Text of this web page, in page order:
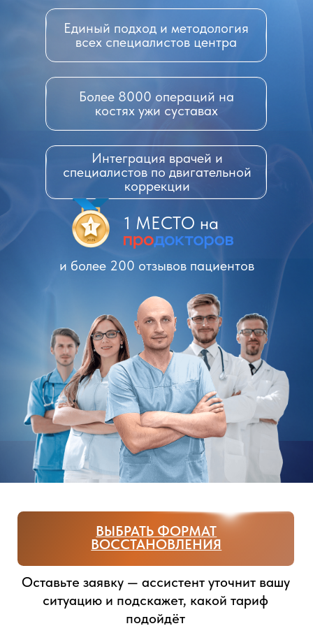
Более 8000 операций на
костях ужи суставах
Единый подход и методология
всех специалистов центра
Интеграция врачей и
специалистов по двигательной
коррекции
и более 200 отзывов пациентов
1 МЕСТО на
Прошел обучение введущих клиниках
России,
Эксперт федеральных телеканалов и
СМИ